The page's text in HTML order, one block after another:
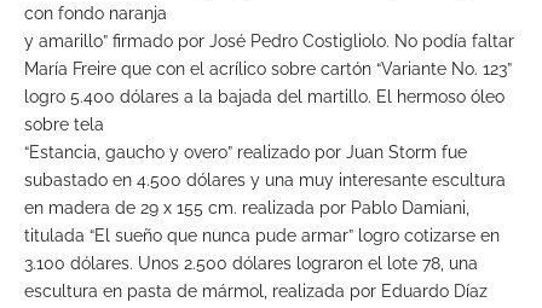
con fondo naranja
y amarillo” firmado por José Pedro Costigliolo. No podía faltar
María Freire que con el acrílico sobre cartón “Variante No. 123”
logro 5.400 dólares a la bajada del martillo. El hermoso óleo
sobre tela
“Estancia, gaucho y overo” realizado por Juan Storm fue
subastado en 4.500 dólares y una muy interesante escultura
en madera de 29 x 155 cm. realizada por Pablo Damiani,
titulada “El sueño que nunca pude armar” logro cotizarse en
3.100 dólares. Unos 2.500 dólares lograron el lote 78, una
escultura en pasta de mármol, realizada por Eduardo Díaz